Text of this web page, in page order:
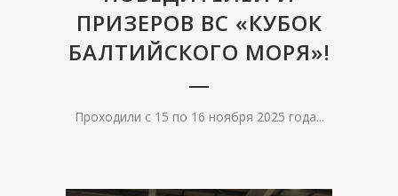
ПРИЗЕРОВ ВС «КУБОК
БАЛТИЙСКОГО МОРЯ»!
Проходили с 15 по 16 ноября 2025 года...